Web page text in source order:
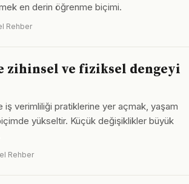
en derin öğrenme biçimi.
Rehber
ve fiziksel dengeyi
iş verimliliği pratiklerine yer açmak, yaşam
yükseltir. Küçük değişiklikler büyük
Rehber